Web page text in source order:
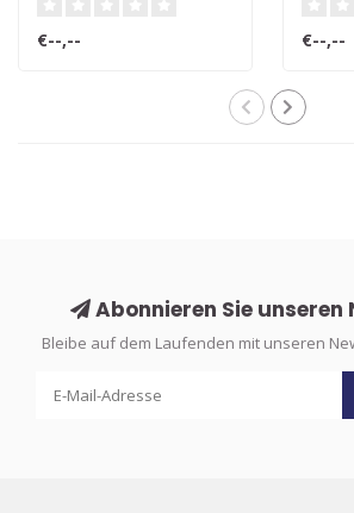
€--,-- €--,--
Abonnieren Sie unseren
Bleibe auf dem Laufenden mit unseren